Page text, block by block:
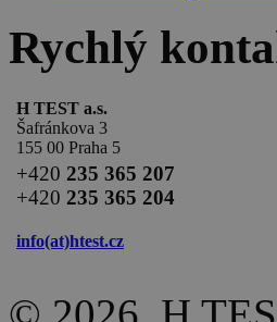
Rychlý
H TEST a.s.
Šafránkova 3
155 00 Praha 5
+420 235 365 207
+420 235 365 204
info(at)htest.cz